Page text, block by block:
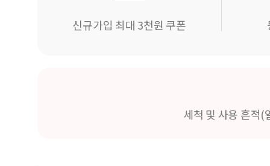
신규가입 최대 3천원 쿠폰
세척 및 사용 흔적(